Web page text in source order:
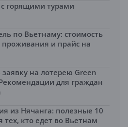
с горящими турами
по Вьетнаму: стоимость
проживания и прайс на
заявку на лотерею Green
для граждан
из Нячанга: полезные 10
тех, кто едет во Вьетнам